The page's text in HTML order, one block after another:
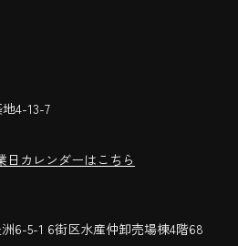
地4-13-7
日カレンダーはこちら
6-5-1 6街区水産仲卸売場棟4階68